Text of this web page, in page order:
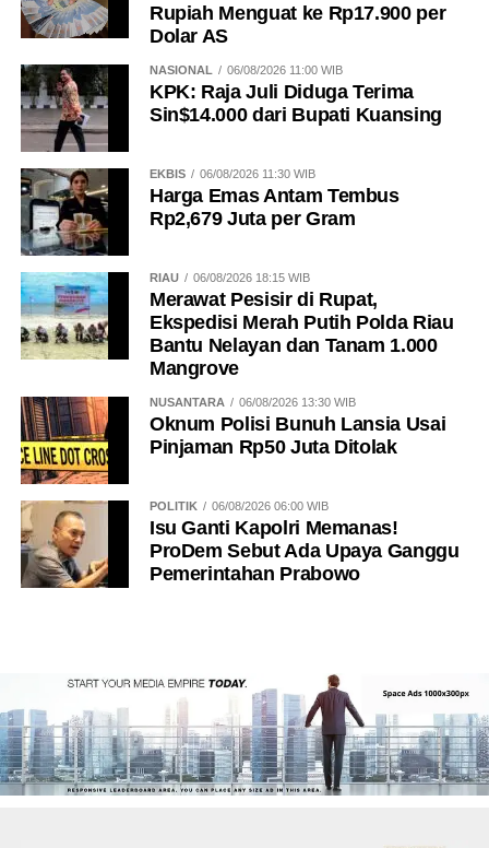
Rupiah Menguat ke Rp17.900 per
Dolar AS
NASIONAL 06/08/2026 11:00 WIB
KPK: Raja Juli Diduga Terima
Sin$14.000 dari Bupati Kuansing
EKBIS 06/08/2026 11:30 WIB
Harga Emas Antam Tembus
Rp2,679 Juta per Gram
RIAU 06/08/2026 18:15 WIB
Merawat Pesisir di Rupat,
Ekspedisi Merah Putih Polda Riau
Bantu Nelayan dan Tanam 1.000
Mangrove
NUSANTARA 06/08/2026 13:30 WIB
Oknum Polisi Bunuh Lansia Usai
Pinjaman Rp50 Juta Ditolak
POLITIK 06/08/2026 06:00 WIB
Isu Ganti Kapolri Memanas!
ProDem Sebut Ada Upaya Ganggu
Pemerintahan Prabowo